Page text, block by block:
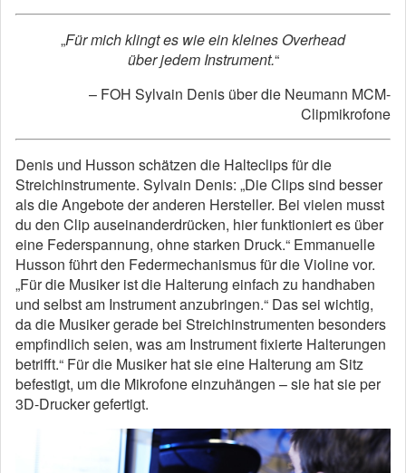
„Für mich klingt es wie ein kleines Overhead
über jedem Instrument.“
– FOH Sylvain Denis über die Neumann MCM-
Clipmikrofone
Denis und Husson schätzen die Halteclips für die
Streichinstrumente. Sylvain Denis: „Die Clips sind besser
als die Angebote der anderen Hersteller. Bei vielen musst
du den Clip auseinanderdrücken, hier funktioniert es über
eine Federspannung, ohne starken Druck.“ Emmanuelle
Husson führt den Federmechanismus für die Violine vor.
„Für die Musiker ist die Halterung einfach zu handhaben
und selbst am Instrument anzubringen.“ Das sei wichtig,
da die Musiker gerade bei Streichinstrumenten besonders
empfindlich seien, was am Instrument fixierte Halterungen
betrifft.“ Für die Musiker hat sie eine Halterung am Sitz
befestigt, um die Mikrofone einzuhängen – sie hat sie per
3D-Drucker gefertigt.